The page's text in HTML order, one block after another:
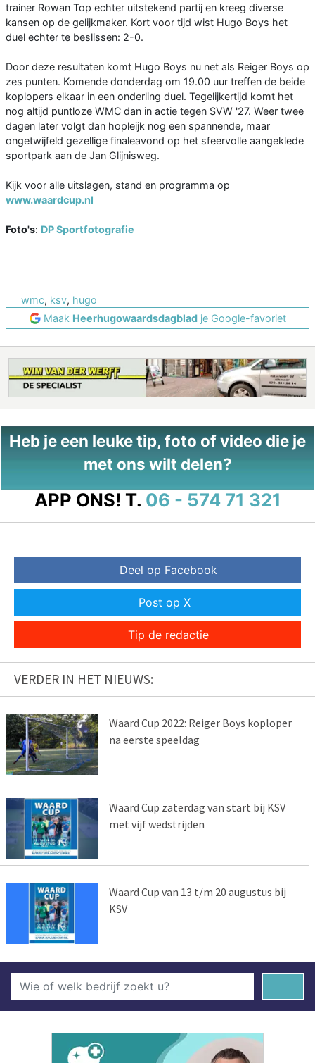
trainer Rowan Top echter uitstekend partij en kreeg diverse
kansen op de gelijkmaker. Kort voor tijd wist Hugo Boys het
duel echter te beslissen: 2-0.
Door deze resultaten komt Hugo Boys nu net als Reiger Boys op
zes punten. Komende donderdag om 19.00 uur treffen de beide
koplopers elkaar in een onderling duel. Tegelijkertijd komt het
nog altijd puntloze WMC dan in actie tegen SVW '27. Weer twee
dagen later volgt dan hopleijk nog een spannende, maar
ongetwijfeld gezellige finaleavond op het sfeervolle aangeklede
sportpark aan de Jan Glijnisweg.
Kijk voor alle uitslagen, stand en programma op
www.waardcup.nl
Foto's: DP Sportfotografie
wmc, ksv, hugo
Maak Heerhugowaardsdagbladje Google-favoriet
Heb je een leuke tip, foto of video die je
met ons wilt delen?
APP ONS! T. 06 - 574 71 321
Deel op Facebook
Post op X
Tip de redactie
VERDER IN HET NIEUWS:
Waard Cup 2022: Reiger Boys koploper
na eerste speeldag
Waard Cup zaterdag van start bij KSV
met vijf wedstrijden
Waard Cup van 13 t/m 20 augustus bij
KSV